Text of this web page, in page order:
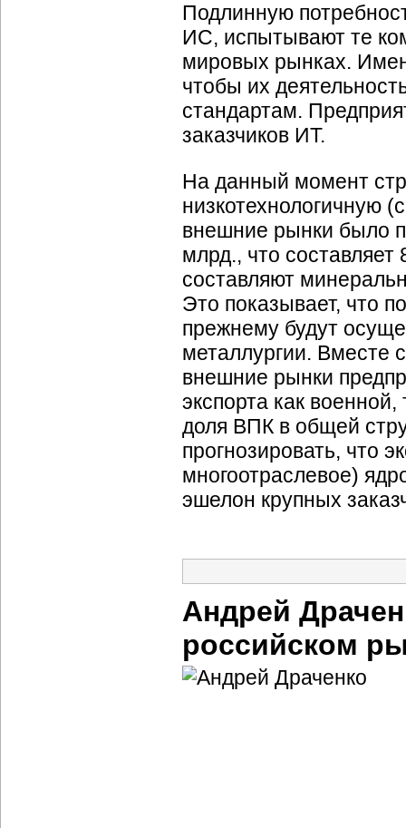
Подлинную
ИС, испытывают те
мировых рынках.
чтобы их
стандартам.
заказчиков ИТ.
На данный момент
низкотехнологичную
внешние рынки было
млрд., что составляет
составляют
Это показывает, что
прежнему будут
металлургии. Вместе
внешние рынки
экспорта как
доля ВПК в общей
прогнозировать, что
многоотраслевое)
эшелон крупных
Андрей
российском